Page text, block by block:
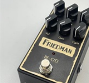
ドラム
キーボード